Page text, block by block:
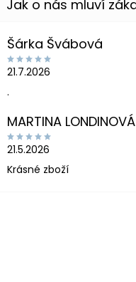
Šárka Švábová
21.7.2026
.
MARTINA LONDINOVÁ
21.5.2026
Krásné zboží